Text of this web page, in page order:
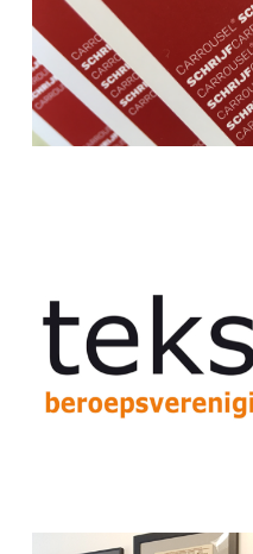
deelnemers
voor
over
een